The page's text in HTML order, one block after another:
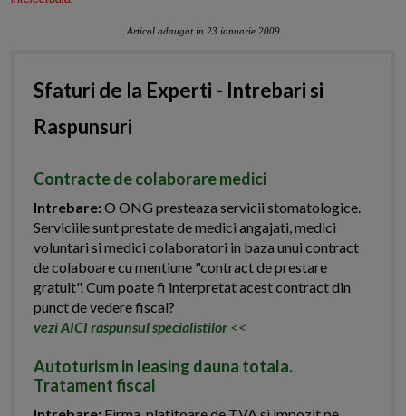
Articol adaugat in 23 ianuarie 2009
Sfaturi de la Experti - Intrebari si
Raspunsuri
Contracte de colaborare medici
Intrebare:O ONG presteaza servicii stomatologice.
Serviciile sunt prestate de medici angajati, medici
voluntari si medici colaboratori in baza unui contract
de colaboare cu mentiune "contract de prestare
gratuit". Cum poate fi interpretat acest contract din
punct de vedere fiscal?
vezi AICI raspunsul specialistilor <<
Autoturism in leasing dauna totala.
Tratament fiscal